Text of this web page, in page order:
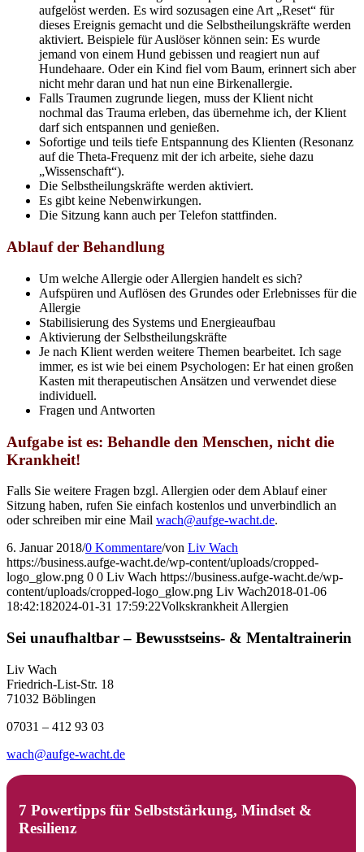
aufgelöst werden. Es wird sozusagen eine Art „Reset“ für
dieses Ereignis gemacht und die Selbstheilungskräfte werden
aktiviert. Beispiele für Auslöser können sein: Es wurde
jemand von einem Hund gebissen und reagiert nun auf
Hundehaare. Oder ein Kind fiel vom Baum, erinnert sich aber
nicht mehr daran und hat nun eine Birkenallergie.
Falls Traumen zugrunde liegen, muss der Klient nicht
nochmal das Trauma erleben, das übernehme ich, der Klient
darf sich entspannen und genießen.
Sofortige und teils tiefe Entspannung des Klienten (Resonanz
auf die Theta-Frequenz mit der ich arbeite, siehe dazu
„Wissenschaft“).
Die Selbstheilungskräfte werden aktiviert.
Es gibt keine Nebenwirkungen.
Die Sitzung kann auch per Telefon stattfinden.
Ablauf der Behandlung
Um welche Allergie oder Allergien handelt es sich?
Aufspüren und Auflösen des Grundes oder Erlebnisses für die
Allergie
Stabilisierung des Systems und Energieaufbau
Aktivierung der Selbstheilungskräfte
Je nach Klient werden weitere Themen bearbeitet. Ich sage
immer, es ist wie bei einem Psychologen: Er hat einen großen
Kasten mit therapeutischen Ansätzen und verwendet diese
individuell.
Fragen und Antworten
Aufgabe ist es: Behandle den Menschen, nicht die
Krankheit!
Falls Sie weitere Fragen bzgl. Allergien oder dem Ablauf einer
Sitzung haben, rufen Sie einfach kostenlos und unverbindlich an
oder schreiben mir eine Mail wach@aufge-wacht.de.
6. Januar 2018/0 Kommentare/von Liv Wach
https://business.aufge-wacht.de/wp-content/uploads/cropped-
logo_glow.png 0 0 Liv Wach https://business.aufge-wacht.de/wp-
content/uploads/cropped-logo_glow.png Liv Wach2018-01-06
18:42:182024-01-31 17:59:22Volkskrankheit Allergien
Sei unaufhaltbar – Bewusstseins- & Mentaltrainerin
Liv Wach
Friedrich-List-Str. 18
71032 Böblingen
07031 – 412 93 03
wach@aufge-wacht.de
7 Powertipps für Selbststärkung, Mindset &
Resilienz